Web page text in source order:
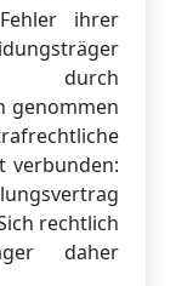
ihrer
durch
genommen
verbunden:
rechtlich
daher